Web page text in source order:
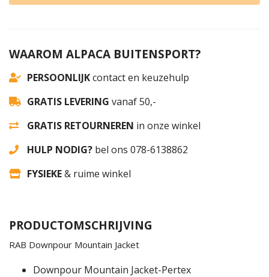
WAAROM ALPACA BUITENSPORT?
PERSOONLIJKcontact en keuzehulp
GRATIS LEVERING vanaf 50,-
GRATIS RETOURNEREN in onze winkel
HULP NODIG? bel ons 078-6138862
FYSIEKE& ruime winkel
PRODUCTOMSCHRIJVING
RAB Downpour Mountain Jacket
Downpour Mountain Jacket-Pertex